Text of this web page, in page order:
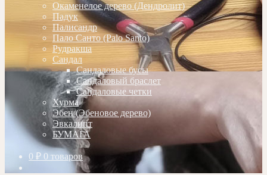
Окаменелое дерево (Дендролит)
Падук
Палисандр
Пало Санто (Palo Santo)
Рудракша
Сандал
Сандаловые бусы
Сандаловый браслет
Сандаловые четки
Хурма
Эбен (Эбеновое дерево)
Эвкалипт
БУМАГА
0 ₽ 0 товаров